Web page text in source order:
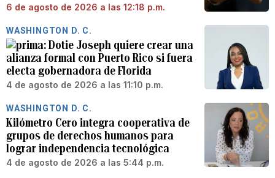
6 de agosto de 2026 a las 12:18 p.m.
WASHINGTON D. C.
Dotie Joseph quiere crear una
alianza formal con Puerto Rico si fuera
electa gobernadora de Florida
4 de agosto de 2026 a las 11:10 p.m.
WASHINGTON D. C.
Kilómetro Cero integra cooperativa de
grupos de derechos humanos para
lograr independencia tecnológica
4 de agosto de 2026 a las 5:44 p.m.